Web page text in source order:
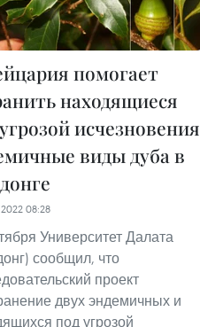
помогает
находящиеся
исчезновения
виды дуба в
08:28
Университет Далата
сообщил, что
проект
двух эндемичных и
под угрозой